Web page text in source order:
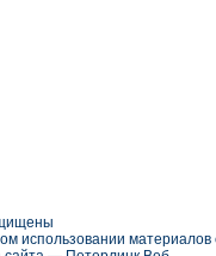
использовании